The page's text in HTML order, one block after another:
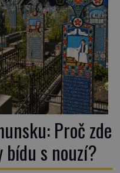
Proč zde
s nouzí?